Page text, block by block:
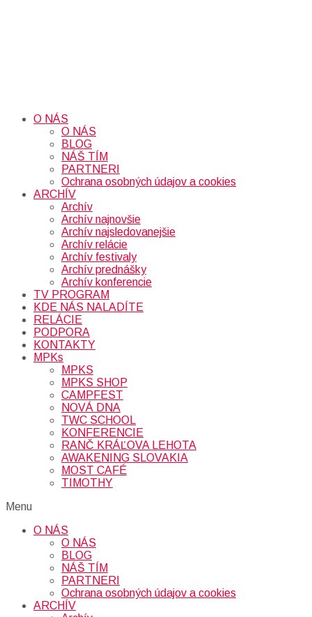
O NÁS
O NÁS
BLOG
NÁŠ TÍM
PARTNERI
Ochrana osobných údajov a cookies
ARCHÍV
Archív
Archív najnovšie
Archív najsledovanejšie
Archív relácie
Archív festivaly
Archív prednášky
Archív konferencie
TV PROGRAM
KDE NÁS NALADÍTE
RELÁCIE
PODPORA
KONTAKTY
MPKs
MPKS
MPKS SHOP
CAMPFEST
NOVÁ DNA
TWC SCHOOL
KONFERENCIE
RANČ KRÁĽOVA LEHOTA
AWAKENING SLOVAKIA
MOST CAFÉ
TIMOTHY
Menu
O NÁS
O NÁS
BLOG
NÁŠ TÍM
PARTNERI
Ochrana osobných údajov a cookies
ARCHÍV